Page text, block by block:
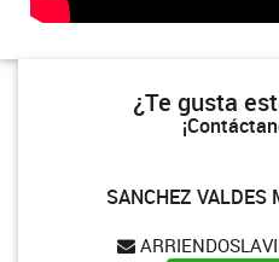
¿Te gusta
SANCHEZ VALDES